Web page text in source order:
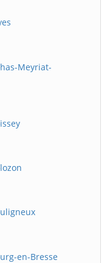
Meyriat-
en-Bresse